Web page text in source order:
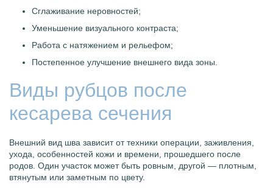
Сглаживание неровностей;
Уменьшение визуального контраста;
Работа с натяжением и рельефом;
Постепенное улучшение внешнего вида зоны.
Виды рубцов после
кесарева сечения
Внешний вид шва зависит от техники операции, заживления,
ухода, особенностей кожи и времени, прошедшего после
родов. Один участок может быть ровным, другой — плотным,
втянутым или заметным по цвету.